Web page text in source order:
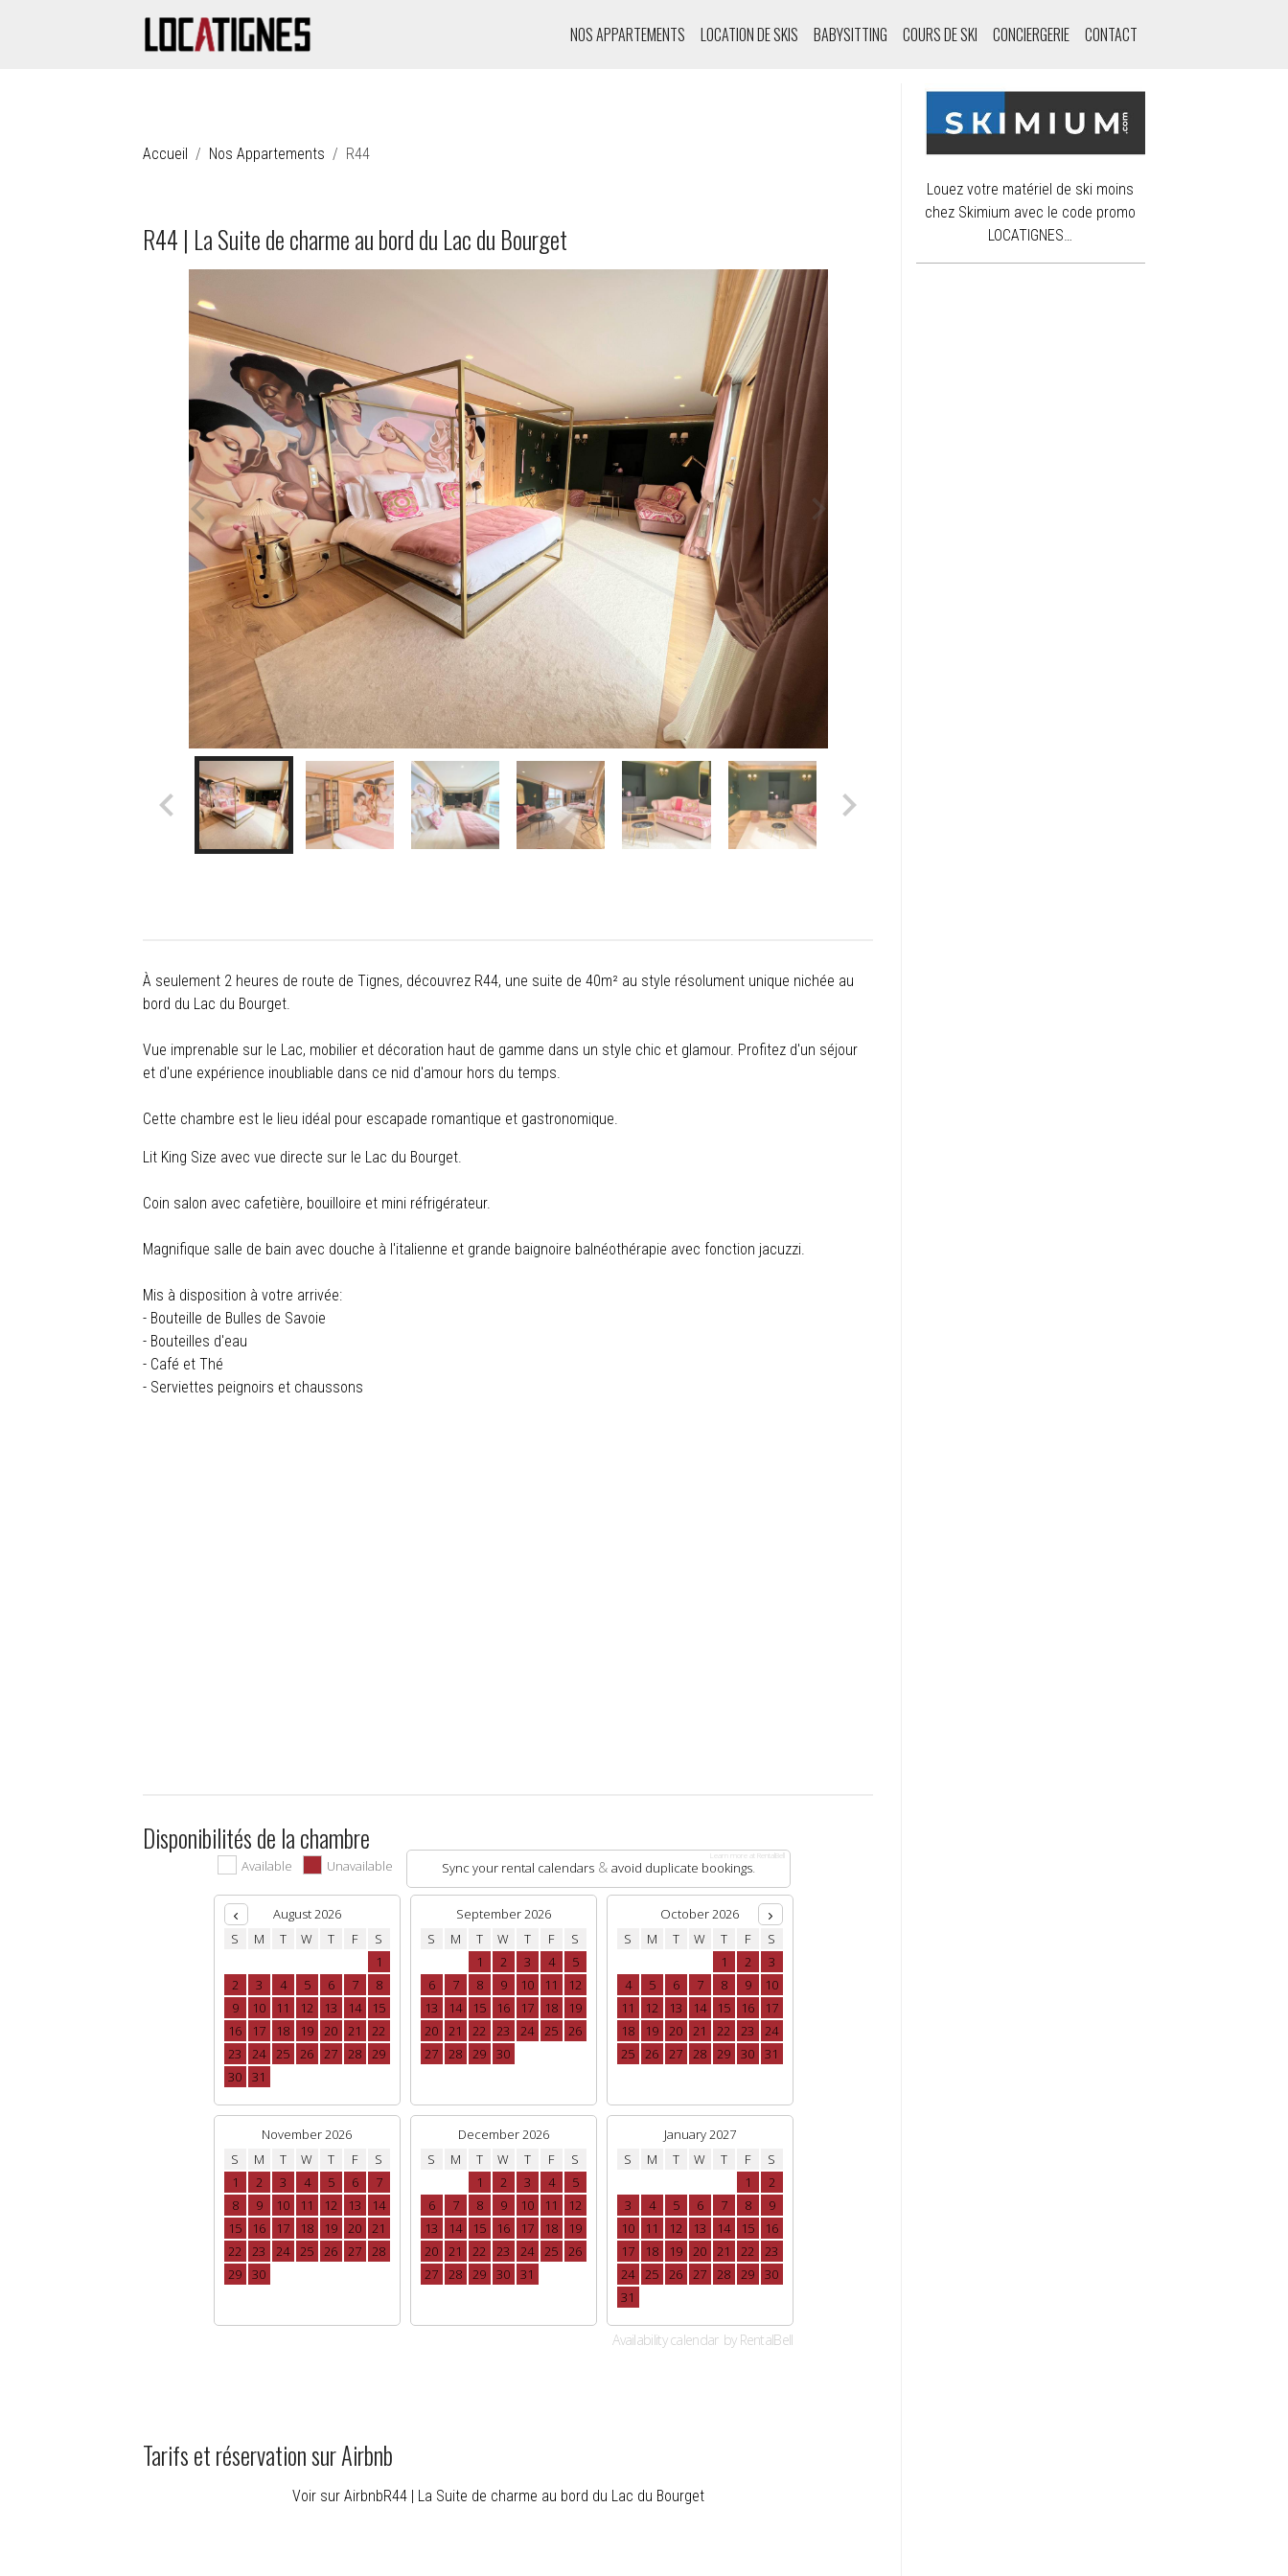
NOS APPARTEMENTS LOCATION DE SKIS BABYSITTING COURS DE SKI CONCIERGERIE CONTACT
Accueil Nos Appartements R44
R44 | La Suite de charme au bord du Lac du Bourget
À seulement 2 heures de route de Tignes, découvrez R44, une suite de 40m² au style résolument unique nichée au
bord du Lac du Bourget.
Vue imprenable sur le Lac, mobilier et décoration haut de gamme dans un style chic et glamour. Profitez d'un séjour
et d'une expérience inoubliable dans ce nid d'amour hors du temps.
Cette chambre est le lieu idéal pour escapade romantique et gastronomique.
Lit King Size avec vue directe sur le Lac du Bourget.
Coin salon avec cafetière, bouilloire et mini réfrigérateur.
Magnifique salle de bain avec douche à l'italienne et grande baignoire balnéothérapie avec fonction jacuzzi.
Mis à disposition à votre arrivée:
- Bouteille de Bulles de Savoie
- Bouteilles d'eau
- Café et Thé
- Serviettes peignoirs et chaussons
Disponibilités de la chambre
Tarifs et réservation sur Airbnb
Voir sur AirbnbR44 | La Suite de charme au bord du Lac du Bourget
Louez votre matériel de ski moins
chez Skimium avec le code promo
LOCATIGNES…